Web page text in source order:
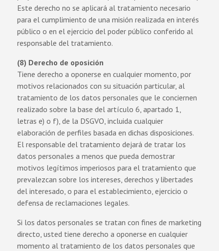
Este derecho no se aplicará al tratamiento necesario
para el cumplimiento de una misión realizada en interés
público o en el ejercicio del poder público conferido al
responsable del tratamiento.
(8) Derecho de oposición
Tiene derecho a oponerse en cualquier momento, por
motivos relacionados con su situación particular, al
tratamiento de los datos personales que le conciernen
realizado sobre la base del artículo 6, apartado 1,
letras e) o f), de la DSGVO, incluida cualquier
elaboración de perfiles basada en dichas disposiciones.
El responsable del tratamiento dejará de tratar los
datos personales a menos que pueda demostrar
motivos legítimos imperiosos para el tratamiento que
prevalezcan sobre los intereses, derechos y libertades
del interesado, o para el establecimiento, ejercicio o
defensa de reclamaciones legales.
Si los datos personales se tratan con fines de marketing
directo, usted tiene derecho a oponerse en cualquier
momento al tratamiento de los datos personales que